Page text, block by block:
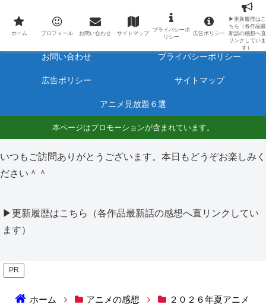
最新アニメのあらすじと感想をネタバレ有りで毎日更新しています。
ホーム プロフィール
お問い合わせ プライバシーポリシー
広告ポリシー サイトマップ
アニメ見放題６選
本ページはプロモーションが含まれています。
いつもご訪問ありがとうございます。本日もどうぞお楽しみく
ださい＾＾
▶更新履歴はこちら（各作品最新話の感想へ直リンクしてい
ます）
PR
ホーム アニメの感想 ２０２６年夏アニメ
ホーム プロフィール お問い合わせ サイトマップ
プライバシーポ
リシー
広告ポリシー
▶更新履歴はこ
ちら（各作品最
新話の感想へ直
リンクしていま
す）